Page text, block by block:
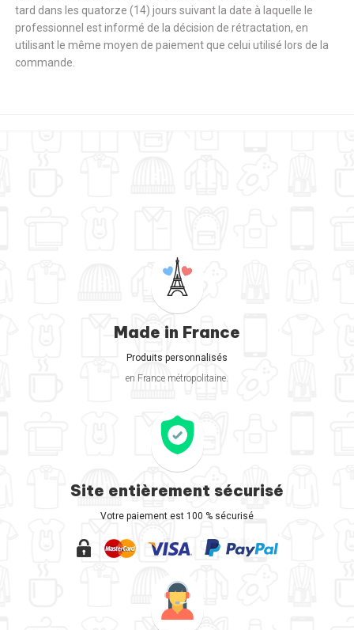
tard dans les quatorze (14) jours suivant la date à laquelle le
professionnel est informé de la décision de rétractation, en
utilisant le même moyen de paiement que celui utilisé lors de la
commande.
Made in France
Produits personnalisés
en France métropolitaine.
Site entièrement sécurisé
Votre paiement est 100 % sécurisé